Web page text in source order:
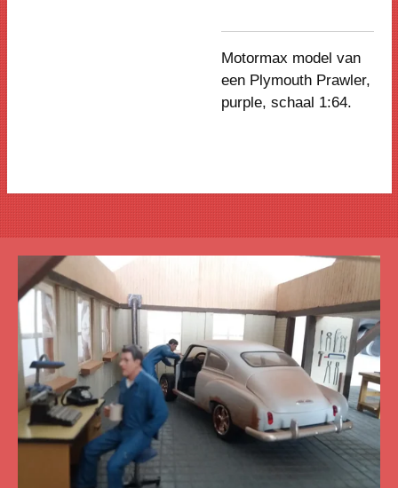
Motormax model van
een Plymouth Prawler,
purple, schaal 1:64.